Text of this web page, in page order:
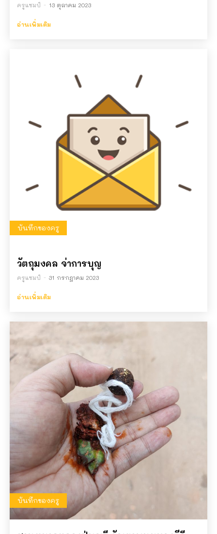
ครูแชมป์ - 13 ตุลาคม 2023
อ่านเพิ่มเติม
บันทึกของครู
วัตถุมงคล จ่าการบุญ
ครูแชมป์ - 31 กรกฎาคม 2023
อ่านเพิ่มเติม
บันทึกของครู